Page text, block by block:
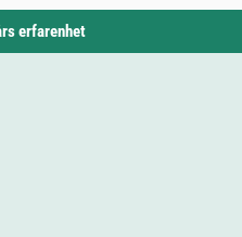
erfarenhet